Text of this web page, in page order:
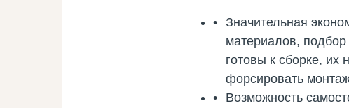
Значительная
материалов,
готовы к сборке, их
форсировать
Возможность